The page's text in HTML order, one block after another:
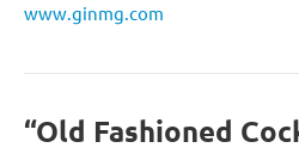
www.ginmg.com
“Old Fashioned